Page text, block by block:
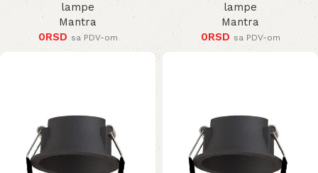
lampe
Mantra
0RSD sa PDV-om
lampe
Mantra
0RSD sa PDV-om